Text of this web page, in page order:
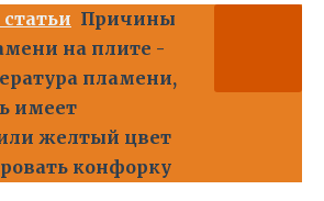
Причины
на плите -
пламени,
имеет
желтый цвет
конфорку